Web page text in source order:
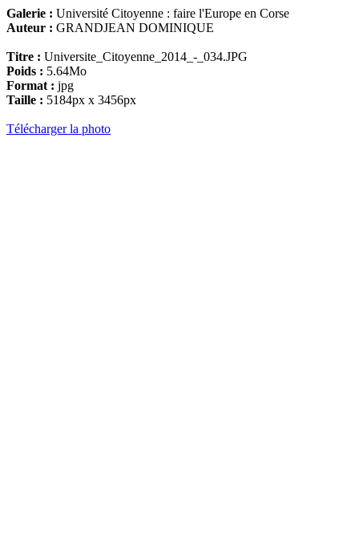
Galerie : Université Citoyenne : faire l'Europe en Corse
Auteur : GRANDJEAN DOMINIQUE
Titre : Universite_Citoyenne_2014_-_034.JPG
Poids : 5.64Mo
Format : jpg
Taille : 5184px x 3456px
Télécharger la photo